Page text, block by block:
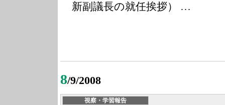
新副議長の就任挨拶） …
8/9/2008
視察・学習報告